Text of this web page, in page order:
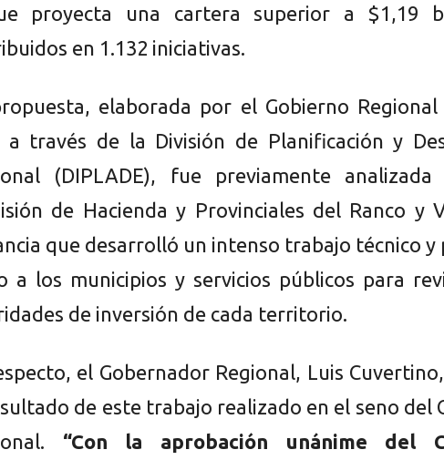
proyecta una cartera superior a $1,19
en 1.132 iniciativas.
elaborada por el Gobierno Regional
a través de la División de Planificación y
(DIPLADE), fue previamente
de Hacienda y Provinciales del Ranco y
que desarrolló un intenso trabajo técnico y
a los municipios y servicios públicos para
de inversión de cada territorio.
el Gobernador Regional, Luis
de este trabajo realizado en el seno del
“Con la aprobación unánime del